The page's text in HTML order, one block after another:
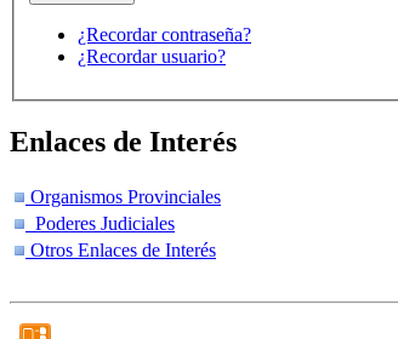
¿Recordar contraseña?
¿Recordar usuario?
Enlaces de Interés
Organismos Provinciales
Poderes Judiciales
Otros Enlaces de Interés